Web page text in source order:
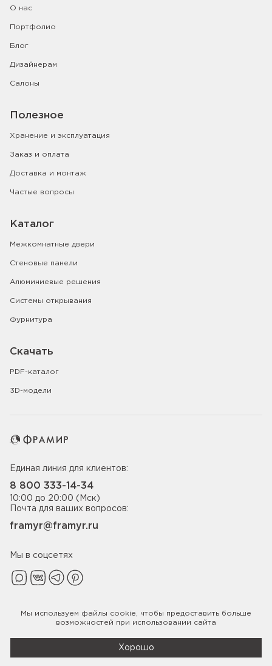
О нас
Портфолио
Блог
Дизайнерам
Салоны
Полезное
Хранение и эксплуатация
Заказ и оплата
Доставка и монтаж
Частые вопросы
Каталог
Межкомнатные двери
Стеновые панели
Алюминиевые решения
Системы открывания
Фурнитура
Скачать
PDF-каталог
3D-модели
Единая линия для клиентов:
8 800 333-14-34
10:00 до 20:00 (Мск)
Почта для ваших вопросов:
framyr@framyr.ru
Мы в соцсетях
Политика конфиденциальности
Мы используем файлы cookie , чтобы предоставить больше
возможностей при использовании сайта
Хорошо